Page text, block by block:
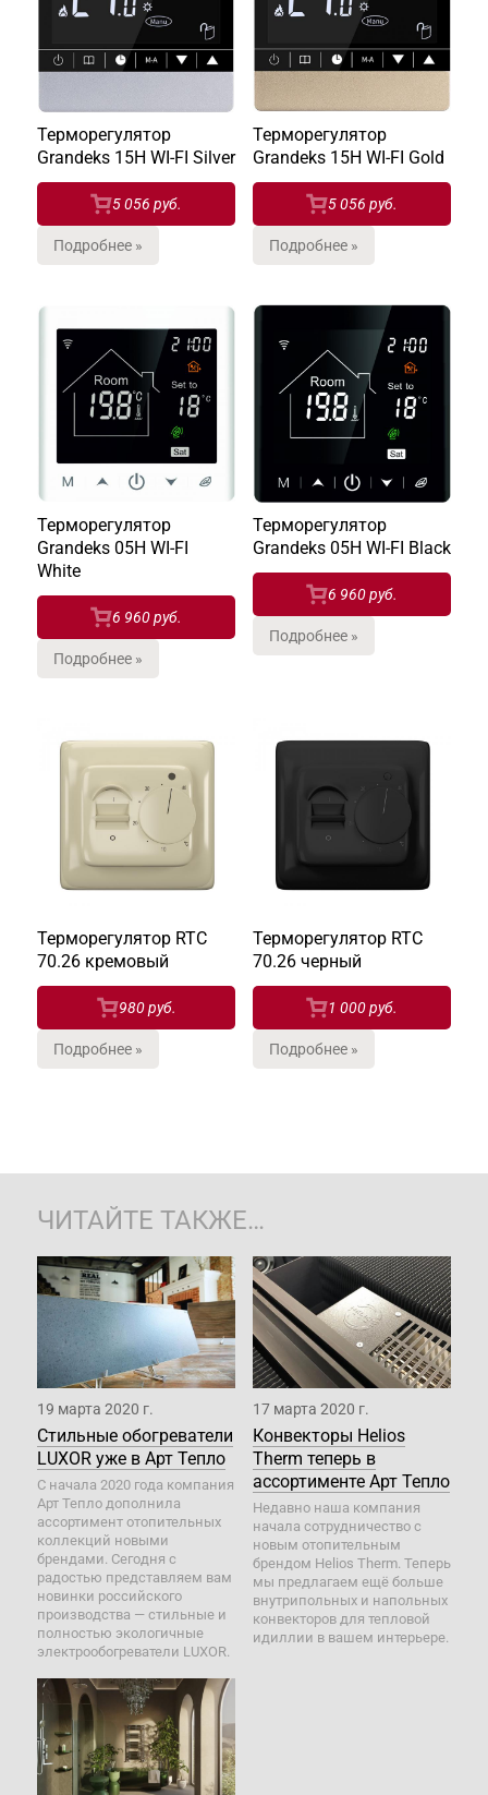
Терморегулятор
Grandeks 15H WI-FI Silver
5 056 руб.
Подробнее »
Терморегулятор
Grandeks 15H WI-FI Gold
5 056 руб.
Подробнее »
Терморегулятор
Grandeks 05H WI-FI
White
6 960 руб.
Подробнее »
Терморегулятор
Grandeks 05H WI-FI Black
6 960 руб.
Подробнее »
Терморегулятор RTC
70.26 кремовый
980 руб.
Подробнее »
Терморегулятор RTC
70.26 черный
1 000 руб.
Подробнее »
ЧИТАЙТЕ ТАКЖЕ…
19 марта 2020 г.
Стильные обогреватели
LUXOR уже в Арт Тепло
С начала 2020 года компания
Арт Тепло дополнила
ассортимент отопительных
коллекций новыми
брендами. Сегодня с
радостью представляем вам
новинки российского
производства — стильные и
полностью экологичные
электрообогреватели LUXOR.
17 марта 2020 г.
Конвекторы Helios
Therm теперь в
ассортименте Арт Тепло
Недавно наша компания
начала сотрудничество с
новым отопительным
брендом Helios Therm. Теперь
мы предлагаем ещё больше
внутрипольных и напольных
конвекторов для тепловой
идиллии в вашем интерьере.